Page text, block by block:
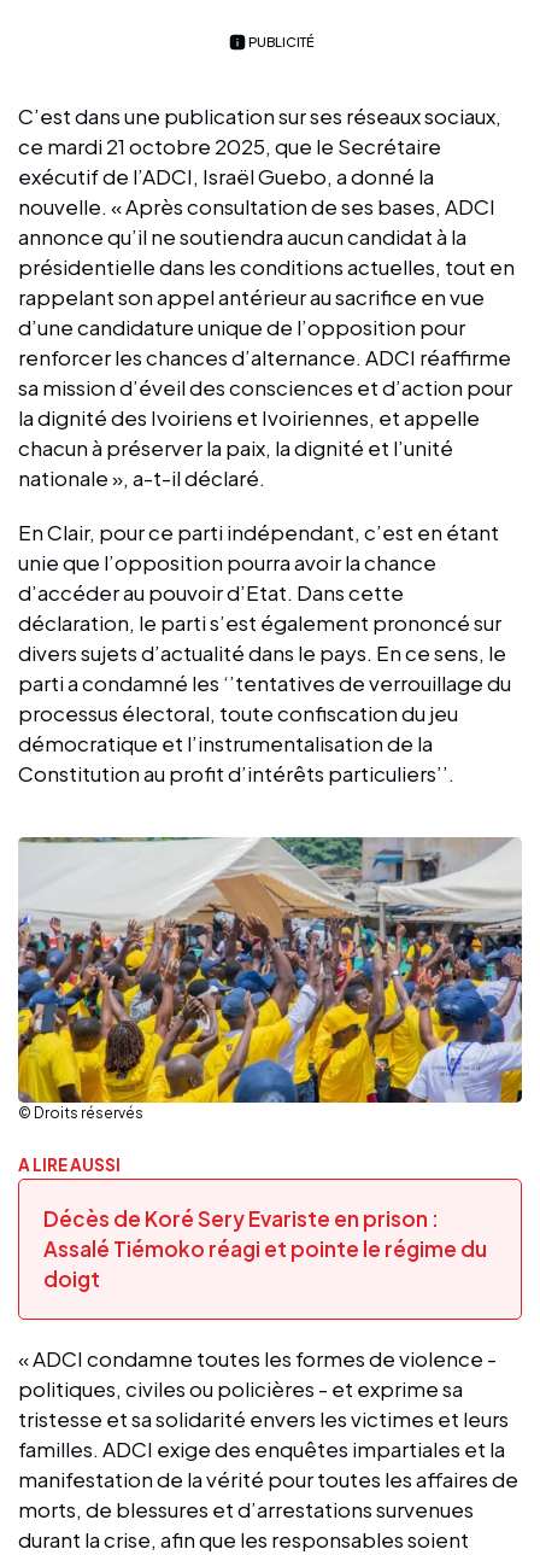
PUBLICITÉ
C’est dans une publication sur ses réseaux sociaux,
ce mardi 21 octobre 2025, que le Secrétaire
exécutif de l’ADCI, Israël Guebo, a donné la
nouvelle. « Après consultation de ses bases, ADCI
annonce qu’il ne soutiendra aucun candidat à la
présidentielle dans les conditions actuelles, tout en
rappelant son appel antérieur au sacrifice en vue
d’une candidature unique de l’opposition pour
renforcer les chances d’alternance. ADCI réaffirme
sa mission d’éveil des consciences et d’action pour
la dignité des Ivoiriens et Ivoiriennes, et appelle
chacun à préserver la paix, la dignité et l’unité
nationale », a-t-il déclaré.
En Clair, pour ce parti indépendant, c’est en étant
unie que l’opposition pourra avoir la chance
d’accéder au pouvoir d’Etat. Dans cette
déclaration, le parti s’est également prononcé sur
divers sujets d’actualité dans le pays. En ce sens, le
parti a condamné les ‘’tentatives de verrouillage du
processus électoral, toute confiscation du jeu
démocratique et l’instrumentalisation de la
Constitution au profit d’intérêts particuliers’’.
© Droits réservés
A LIRE AUSSI
Décès de Koré Sery Evariste en prison :
Assalé Tiémoko réagi et pointe le régime du
doigt
« ADCI condamne toutes les formes de violence -
politiques, civiles ou policières - et exprime sa
tristesse et sa solidarité envers les victimes et leurs
familles. ADCI exige des enquêtes impartiales et la
manifestation de la vérité pour toutes les affaires de
morts, de blessures et d’arrestations survenues
durant la crise, afin que les responsables soient